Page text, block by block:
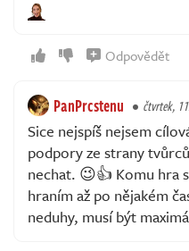
Odpovědět
PanPrcstenu čtvrtek,
Sice nejspíš nejsem
podpory ze strany
nechat. 😉👍 Komu hra
hraním až po nějakém
neduhy, musí být